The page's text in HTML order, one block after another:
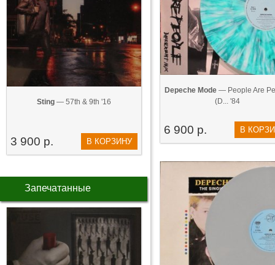
Sting — 57th & 9th '16
3 900 р. В КОРЗИНУ
Запечатанные
Depeche Mode — People Are
(D... '84
6 900 р. В